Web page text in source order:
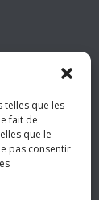
telles que les
fait de
que le
pas consentir